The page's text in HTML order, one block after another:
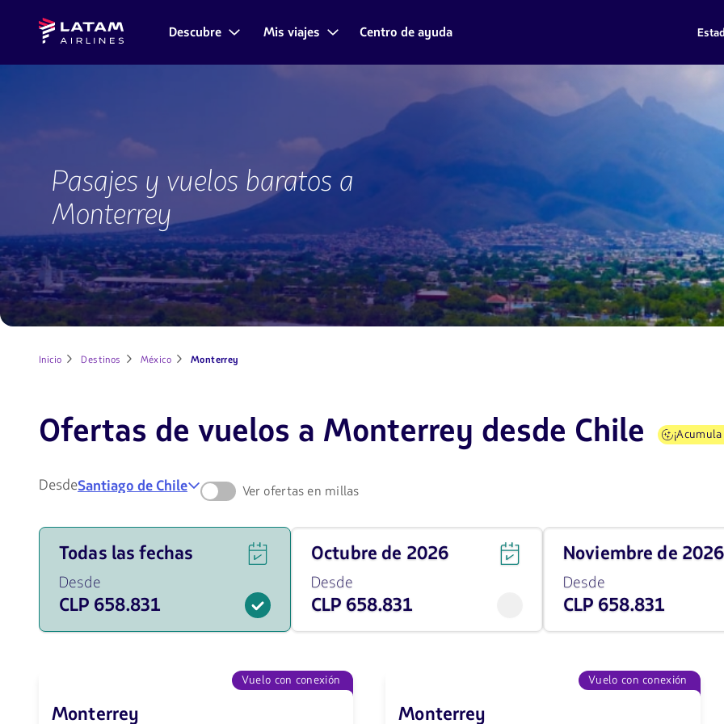
contenido
principal.
Navegación
secciones
Latam
Airlines
Descubre Mis viajes Centro de ayuda
MonterreyPasajes y vuelos baratos a
Monterrey
Inicio Destinos México Monterrey
Ofertas de vuelos a Monterrey desde Chile ¡Acumula
DesdeSantiago de Chile Ver ofertas en millas
Ver
ofertas
de
vuelos
para
las
Todas las fechas
Desde
CLP 658.831
Viaja
en
octubre
de
2026
658831
octubre de 2026
Desde
CLP 658.831
Viaja
en
noviembre
de
2026
658831
noviembre de 2026
Desde
CLP 658.831
Vuelo con conexión
Monterrey
Vuelo con conexión
Monterrey